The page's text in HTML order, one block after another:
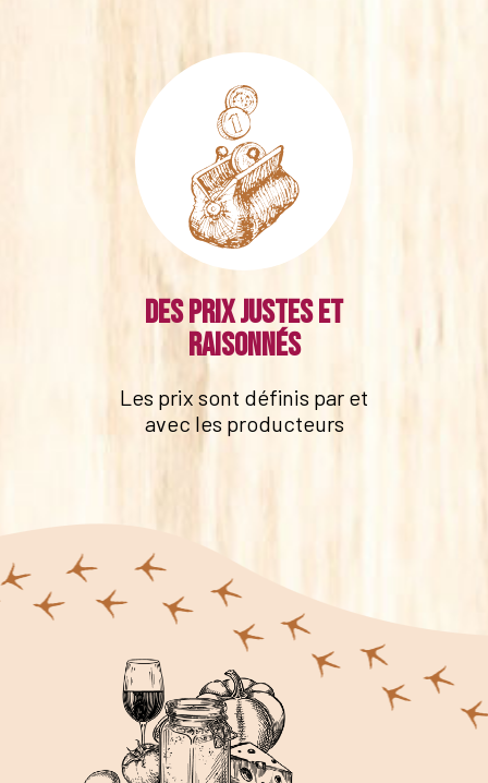
Des prix justes et
raisonnés
Les prix sont définis par et
avec les producteurs